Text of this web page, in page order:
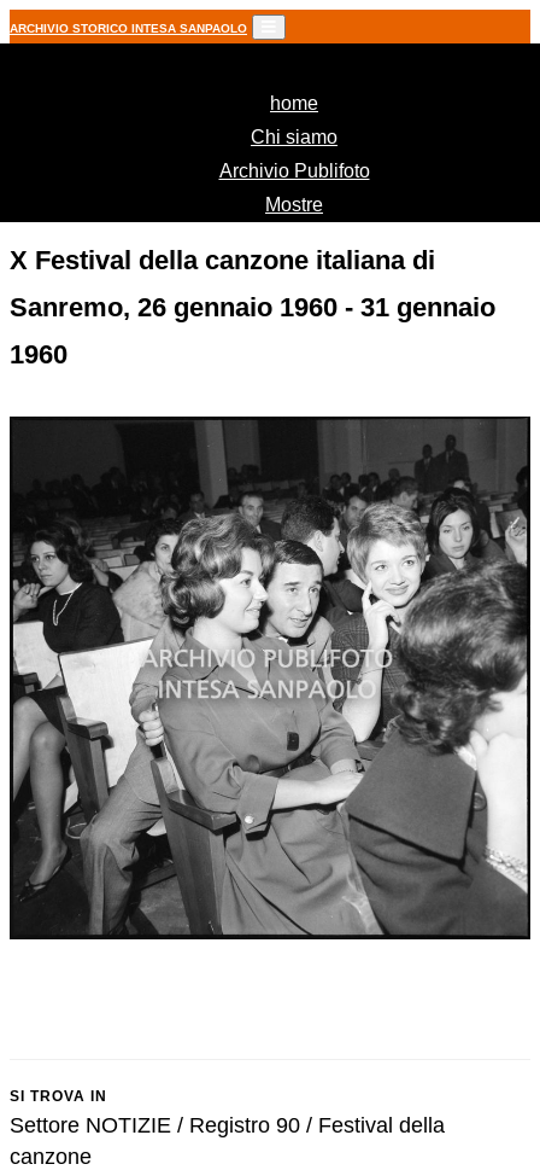
ARCHIVIO STORICO INTESA SANPAOLO
home(current)
Chi siamo
Archivio Publifoto
Mostre
X Festival della canzone italiana di
Sanremo, 26 gennaio 1960 - 31 gennaio
1960
SI TROVA IN
Settore NOTIZIE / Registro 90 / Festival della
canzone